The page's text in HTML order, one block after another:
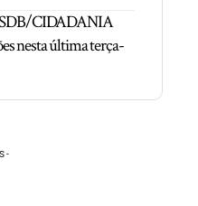
CIDADANIA
nesta última terça-
-